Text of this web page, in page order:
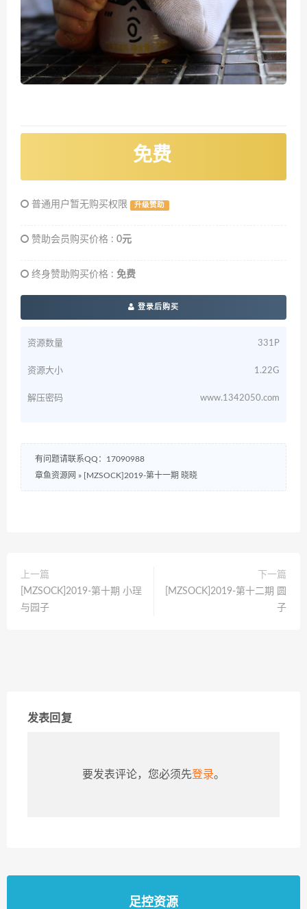
免费
普通用户暂无购买权限 升级赞助
赞助会员购买价格 : 0元
终身赞助购买价格 : 免费
登录后购买
资源数量 331P
资源大小 1.22G
解压密码 www.1342050.com
有问题请联系QQ：17090988
章鱼资源网 » [MZSOCK]2019-第十一期 晓晓
上一篇
[MZSOCK]2019-第十期 小珵
与园子
下一篇
[MZSOCK]2019-第十二期 圆
子
发表回复
要发表评论，您必须先登录。
足控资源